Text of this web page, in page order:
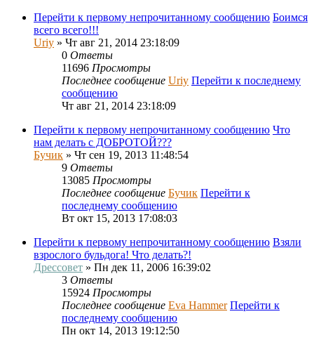
Перейти к первому непрочитанному сообщению Боимся
всего всего!!!
Uriy » Чт авг 21, 2014 23:18:09
0 Ответы
11696 Просмотры
Последнее сообщение Uriy Перейти к последнему
сообщению
Чт авг 21, 2014 23:18:09
Перейти к первому непрочитанному сообщению Что
нам делать с ДОБРОТОЙ???
Бучик » Чт сен 19, 2013 11:48:54
9 Ответы
13085 Просмотры
Последнее сообщение Бучик Перейти к
последнему сообщению
Вт окт 15, 2013 17:08:03
Перейти к первому непрочитанному сообщению Взяли
взрослого бульдога! Что делать?!
Дрессовет » Пн дек 11, 2006 16:39:02
3 Ответы
15924 Просмотры
Последнее сообщение Eva Hammer Перейти к
последнему сообщению
Пн окт 14, 2013 19:12:50